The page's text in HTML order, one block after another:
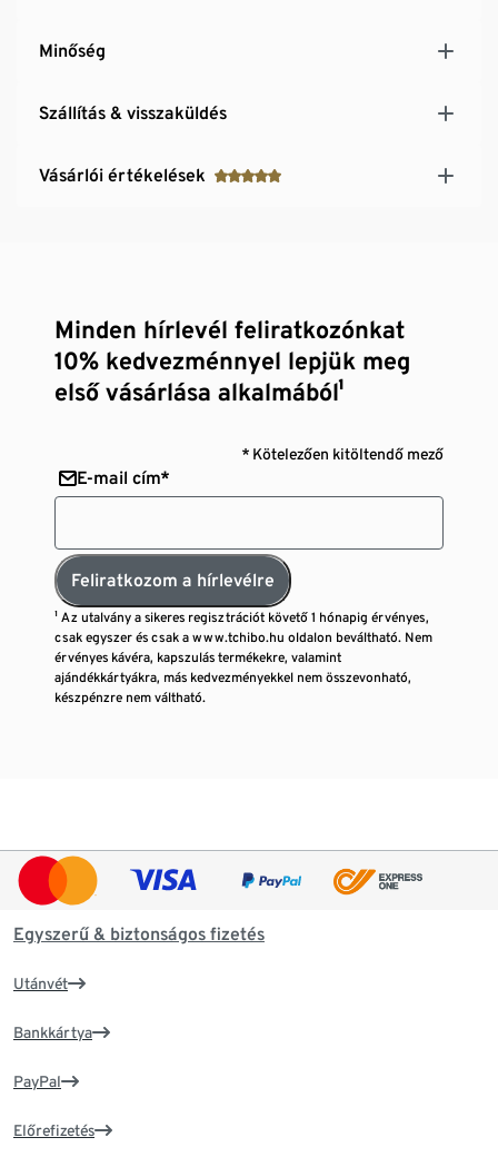
Minőség
Szállítás & visszaküldés
Vásárlói értékelések
Minden hírlevél feliratkozónkat
10% kedvezménnyel lepjük meg
első vásárlása alkalmából¹
* Kötelezően kitöltendő mező
E-mail cím*
Feliratkozom a hírlevélre
¹ Az utalvány a sikeres regisztrációt követő 1 hónapig érvényes,
csak egyszer és csak a www.tchibo.hu oldalon beváltható. Nem
érvényes kávéra, kapszulás termékekre, valamint
ajándékkártyákra, más kedvezményekkel nem összevonható,
készpénzre nem váltható.
Egyszerű & biztonságos fizetés
Utánvét
Bankkártya
PayPal
Előrefizetés